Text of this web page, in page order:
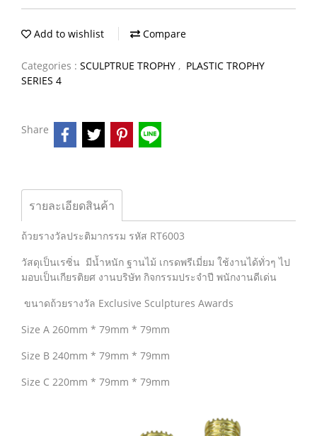
Add to wishlist Compare
Categories : SCULPTRUE TROPHY , PLASTIC TROPHY
SERIES 4
Share
รายละเอียดสินค้า
ถ้วยรางวัลประติมากรรม รหัส RT6003
วัสดุเป็นเรซิ่น มีน้ำหนัก ฐานไม้ เกรดพรีเมี่ยม ใช้งานได้ทั่วๆ ไป
มอบเป็นเกียรติยศ งานบริษัท กิจกรรมประจำปี พนักงานดีเด่น
ขนาดถ้วยรางวัล Exclusive Sculptures Awards
Size A 260mm * 79mm * 79mm
Size B 240mm * 79mm * 79mm
Size C 220mm * 79mm * 79mm